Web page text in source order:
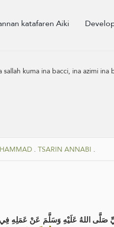
katafaren Aiki
kuma ina bacci, ina azimi
. TSARIN ANNABI .
صَلَّى اللهُ عَلَيْهِ وَسَلَّمَ عَنْ عَمَلِهِ